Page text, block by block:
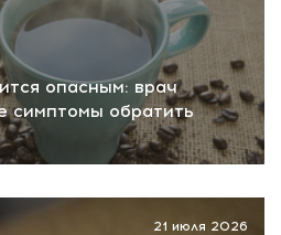
опасным: врач
симптомы обратить
21 июля 2026